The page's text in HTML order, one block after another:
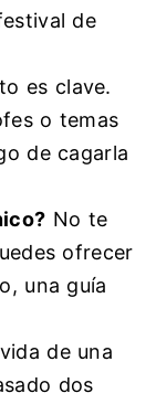
de
es clave.
o temas
de cagarla
No te
ofrecer
una guía
de una
dos